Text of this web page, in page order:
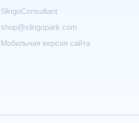
SlingoConsultant
shop@slingopark.com
Мобильная версия сайта